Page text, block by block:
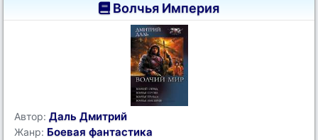
Волчья Империя
Автор: Даль Дмитрий
Жанр: Боевая фантастика